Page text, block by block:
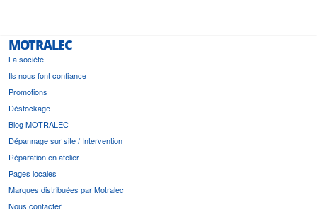
MOTRALEC
La société
Ils nous font confiance
Promotions
Déstockage
Blog MOTRALEC
Dépannage sur site / Intervention
Réparation en atelier
Pages locales
Marques distribuées par Motralec
Nous contacter